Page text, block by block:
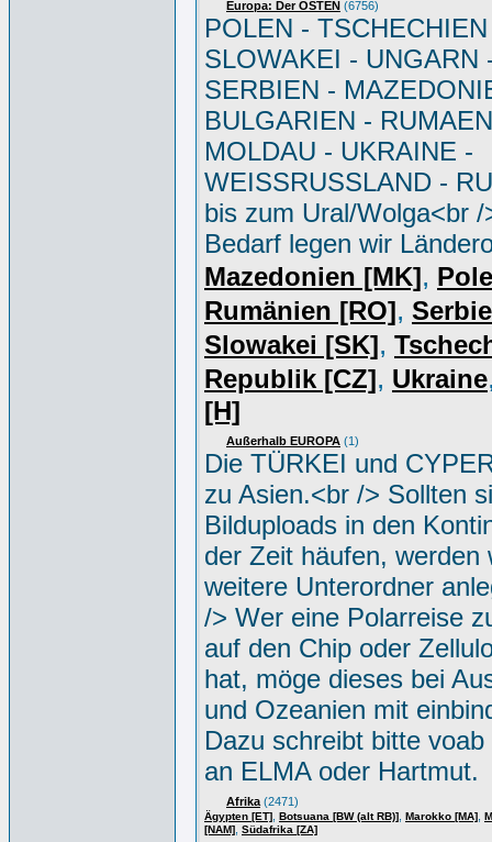
Europa: Der OSTEN (6756)
POLEN -
SLOWAKEI - UNGARN
SERBIEN -
BULGARIEN -
MOLDAU - UKRAINE -
WEISSRUSSLAND -
bis zum Ural/Wolga<br /
Bedarf legen wir
Mazedonien [MK],
Rumänien [RO],
Slowakei [SK],
Republik [CZ], Ukraine
[H]
Außerhalb EUROPA (1)
Die TÜRKEI und
zu Asien.<br /> Sollten
Bilduploads in den
der Zeit häufen, werden
weitere Unterordner
/> Wer eine Polarreise
auf den Chip oder
hat, möge dieses bei
und Ozeanien mit
Dazu schreibt bitte
an ELMA oder Hartmut.
Afrika (2471)
Ägypten [ET] Botsuana [BW (alt RB)] Marokko [MA]
[NAM] Südafrika [ZA]